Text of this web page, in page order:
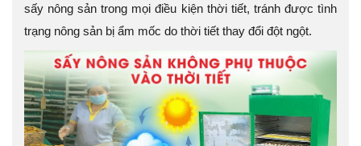
sấy nông sản trong mọi điều kiện thời tiết, tránh được tình
trạng nông sản bị ẩm mốc do thời tiết thay đổi đột ngột.